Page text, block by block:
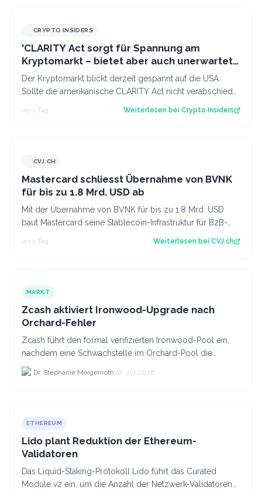
CRYPTO INSIDERS
'CLARITY Act sorgt für Spannung am
Kryptomarkt – bietet aber auch unerwartete
Chancen'
Der Kryptomarkt blickt derzeit gespannt auf die USA.
Sollte die amerikanische CLARITY Act nicht verabschiedet
werden, könnte dies kurzfristi…
vor 1 Tag Weiterlesen bei Crypto Insiders
CVJ.CHCVJ.CH
Mastercard schliesst Übernahme von BVNK
für bis zu 1.8 Mrd. USD ab
Mit der Übernahme von BVNK für bis zu 1.8 Mrd. USD
baut Mastercard seine Stablecoin-Infrastruktur für B2B-
vor 1 Tag Weiterlesen bei CVJ.ch
MARKT
Zcash aktiviert Ironwood-Upgrade nach
Orchard-Fehler
Zcash führt den formal verifizierten Ironwood-Pool ein,
nachdem eine Schwachstelle im Orchard-Pool die
Erstellung gefälschter ZEC-Token ermöglichte.
Dr. Stephanie Morgenroth28. Jul 2026
ETHEREUM
Lido plant Reduktion der Ethereum-
Validatoren
Das Liquid-Staking-Protokoll Lido führt das Curated
Module v2 ein, um die Anzahl der Netzwerk-Validatoren